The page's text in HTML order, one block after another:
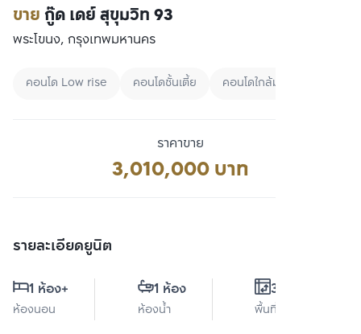
ขายกู๊ด เดย์ สุขุมวิท 93
พระโขนง, กรุงเทพมหานคร
คอนโด Low rise คอนโดชั้นเตี้ย คอนโดใกล้มหาลัย
ราคาขาย
3,010,000 บาท
รายละเอียดยูนิต
1 ห้อง+
ห้องนอน
1 ห้อง
ห้องน้ำ
35 ตร.ม.
พื้นที่ใช้สอย